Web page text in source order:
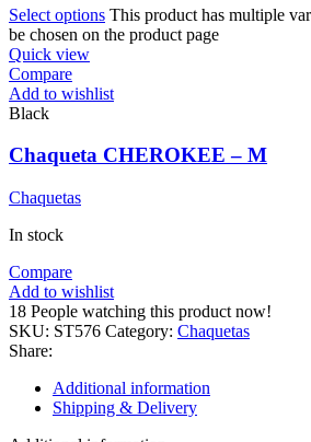
Select options This product has multiple
be chosen on the product page
Quick view
Compare
Add to wishlist
Black
Chaqueta CHEROKEE – M
Chaquetas
In stock
Compare
Add to wishlist
18 People watching this product now!
SKU: ST576 Category: Chaquetas
Share:
Additional information
Shipping & Delivery